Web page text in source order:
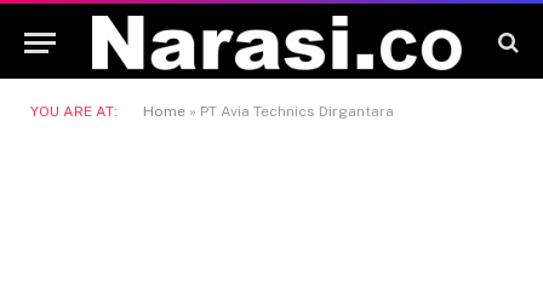
YOU ARE AT: Home » PT Avia Technics Dirgantara